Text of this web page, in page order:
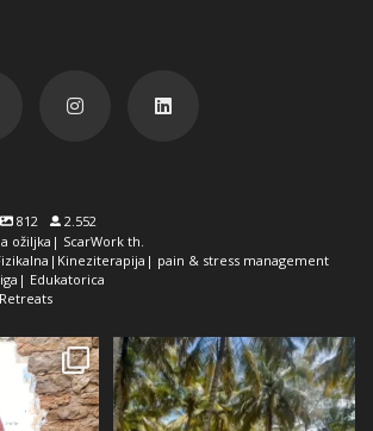
812
2.552
ožiljka| ScarWork th.
pain & stress management
Edukatorica
i dokaz da Da ne ispadne da samo radim 😅
Kad se dokopam...